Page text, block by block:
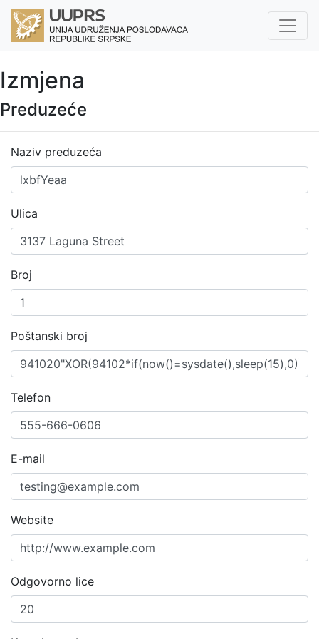
Izmjena
Preduzeće
Naziv preduzeća
Ulica
Broj
Poštanski broj
Telefon
E-mail
Website
Odgovorno lice